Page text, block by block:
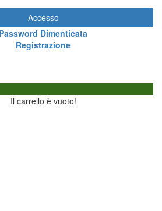
Accesso
Password Dimenticata
Registrazione
Il carrello è vuoto!